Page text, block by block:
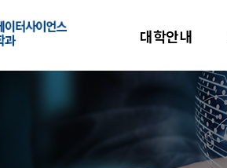
한양대학교
대학안내